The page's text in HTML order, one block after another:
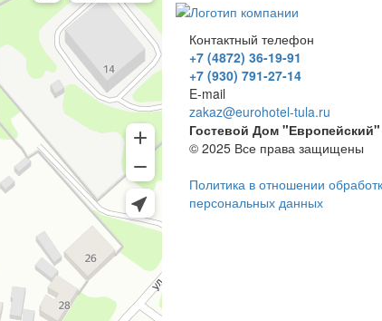
Контактный телефон
+7 (4872) 36-19-91
+7 (930) 791-27-14
E-mail
zakaz@eurohotel-tula.ru
Гостевой Дом "Европейский"
© 2025 Все права защищены
Политика в отношении
персональных данных